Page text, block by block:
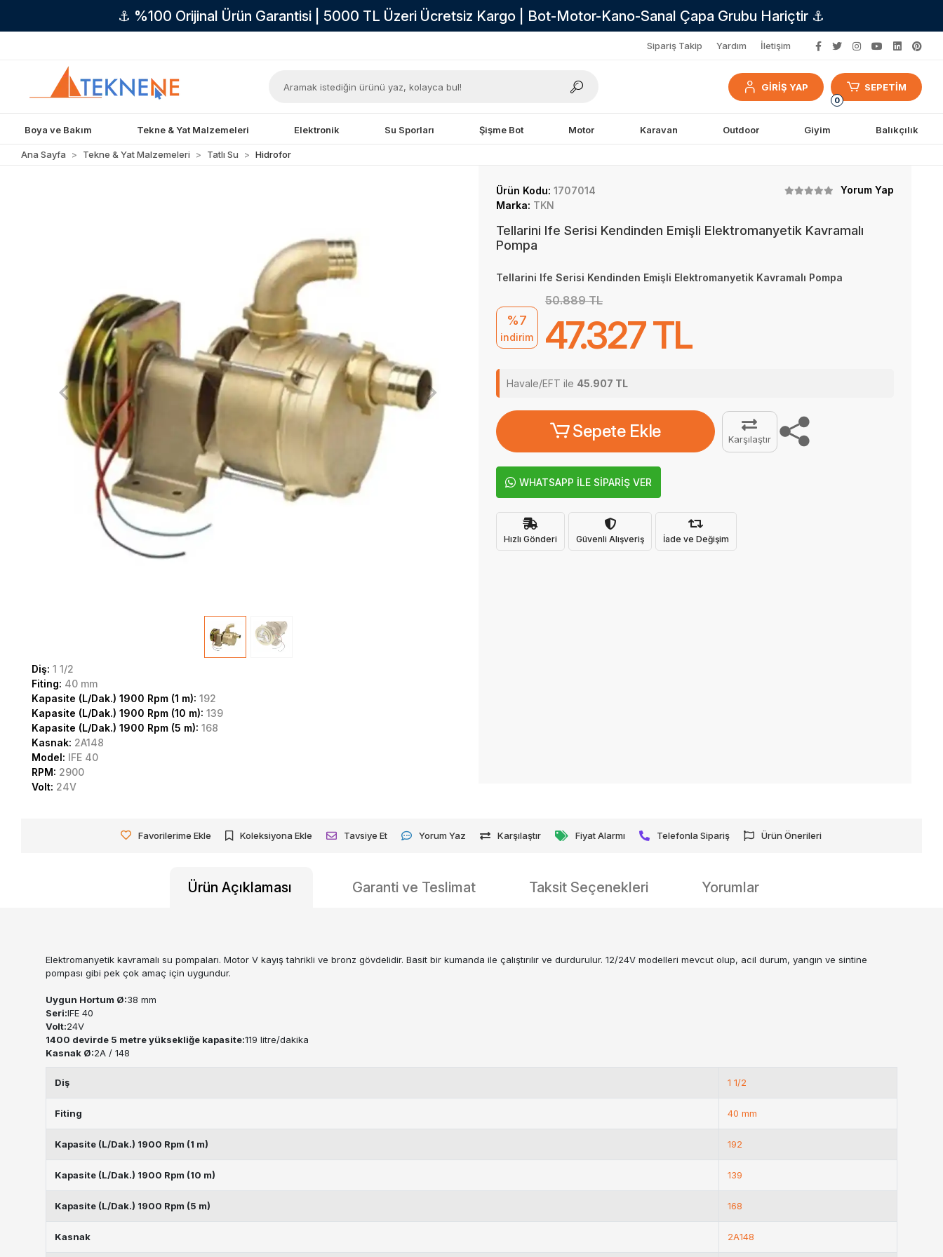
⚓ %100 Orijinal Ürün Garantisi | 5000 TL Üzeri Ücretsiz Kargo | Bot-Motor-Kano-Sanal Çapa Grubu Hariçtir ⚓
Sipariş Takip Yardım İletişim
GİRİŞ YAP
0
SEPETİM
Boya ve Bakım Tekne & Yat Malzemeleri Elektronik Su Sporları Şişme Bot Motor Karavan Outdoor Giyim Balıkçılık
Ana Sayfa Tekne & Yat Malzemeleri Tatlı Su Hidrofor
Diş:1 1/2
Fiting: 40 mm
Kapasite (L/Dak.) 1900 Rpm (1 m):192
Kapasite (L/Dak.) 1900 Rpm (10 m):139
Kapasite (L/Dak.) 1900 Rpm (5 m):168
Kasnak: 2A148
Model: IFE 40
RPM: 2900
Volt: 24V
Ürün Kodu: 1707014
Yorum Yap
Marka: TKN
Tellarini Ife Serisi Kendinden Emişli Elektromanyetik Kavramalı
Pompa
Tellarini Ife Serisi Kendinden Emişli Elektromanyetik Kavramalı Pompa
%7
indirim
50.889 TL
47.327 TL
Havale/EFT ile 45.907 TL
Sepete Ekle Karşılaştır
WHATSAPP İLE SİPARİŞ VER
Hızlı Gönderi Güvenli Alışveriş İade ve Değişim
Favorilerime Ekle Koleksiyona Ekle Tavsiye Et Yorum Yaz Karşılaştır Fiyat Alarmı Telefonla Sipariş Ürün Önerileri
Ürün Açıklaması Garanti ve Teslimat Taksit Seçenekleri Yorumlar
Elektromanyetik kavramalı su pompaları. Motor V kayış tahrikli ve bronz gövdelidir. Basit bir kumanda ile çalıştırılır ve durdurulur. 12/24V modelleri mevcut olup, acil durum, yangın ve sintine
pompası gibi pek çok amaç için uygundur.
Uygun Hortum Ø:38 mm
Seri:IFE 40
Volt:24V
1400 devirde 5 metre yüksekliğe kapasite:119 litre/dakika
Kasnak Ø:2A / 148
Diş 1 1/2
Fiting 40 mm
Kapasite (L/Dak.) 1900 Rpm (1 m) 192
Kapasite (L/Dak.) 1900 Rpm (10 m) 139
Kapasite (L/Dak.) 1900 Rpm (5 m) 168
Kasnak 2A148